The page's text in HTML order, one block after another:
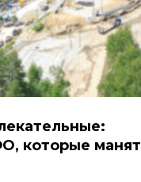
которые манят